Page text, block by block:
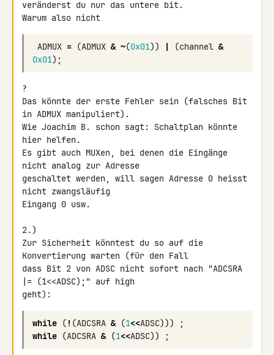
veränderst du nur das untere bit.
Warum also nicht
ADMUX = (ADMUX & ~(0x01)) | (channel &
0x01);
?
Das könnte der erste Fehler sein (falsches Bit
in ADMUX manipuliert).
Wie Joachim B. schon sagt: Schaltplan könnte
hier helfen.
Es gibt auch MUXen, bei denen die Eingänge
nicht analog zur Adresse
geschaltet werden, will sagen Adresse 0 heisst
nicht zwangsläufig
Eingang 0 usw.
2.)
Zur Sicherheit könntest du so auf die
Konvertierung warten (für den Fall
dass Bit 2 von ADSC nicht sofort nach "ADCSRA
|= (1<<ADSC);" auf high
while ( ! (ADCSRA & (1<<ADSC)))
;
while (ADCSRA & (1<<ADSC)) ;